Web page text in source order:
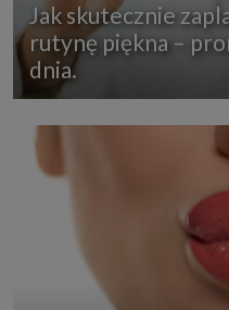
Jak skutecznie
rutynę piękna –
dnia.